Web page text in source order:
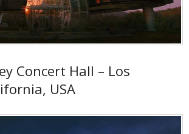
Concert Hall – Los
USA